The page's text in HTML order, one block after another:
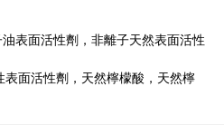
表面活性劑，非離子天然表面活性
面活性劑，天然檸檬酸，天然檸